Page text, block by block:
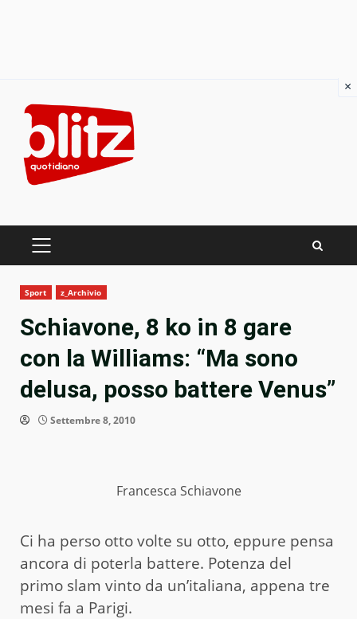
content
PRIMARY
Sport z_Archivio
Schiavone, 8 ko in 8 gare
con la Williams: “Ma sono
delusa, posso battere Venus”
Settembre 8, 2010
Francesca Schiavone
Ci ha perso otto volte su otto, eppure pensa
ancora di poterla battere. Potenza del
primo slam vinto da un’italiana, appena tre
mesi fa a Parigi.
×